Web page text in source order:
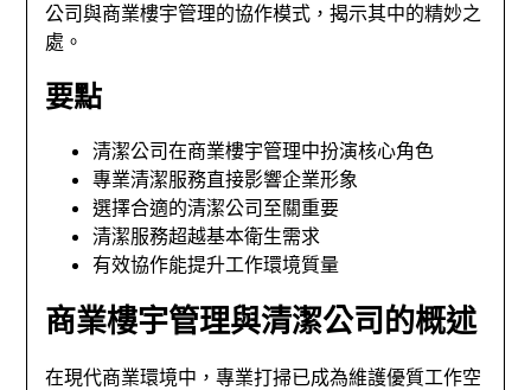
公司與商業樓宇管理的協作模式，揭示其中的精妙之
處。
要點
清潔公司在商業樓宇管理中扮演核心角色
專業清潔服務直接影響企業形象
選擇合適的清潔公司至關重要
清潔服務超越基本衛生需求
有效協作能提升工作環境質量
商業樓宇管理與清潔公司的概述
在現代商業環境中，專業打掃已成為維護優質工作空